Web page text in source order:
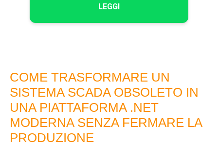
LEGGI
COME TRASFORMARE UN
SISTEMA SCADA OBSOLETO IN
UNA PIATTAFORMA .NET
MODERNA SENZA FERMARE LA
PRODUZIONE